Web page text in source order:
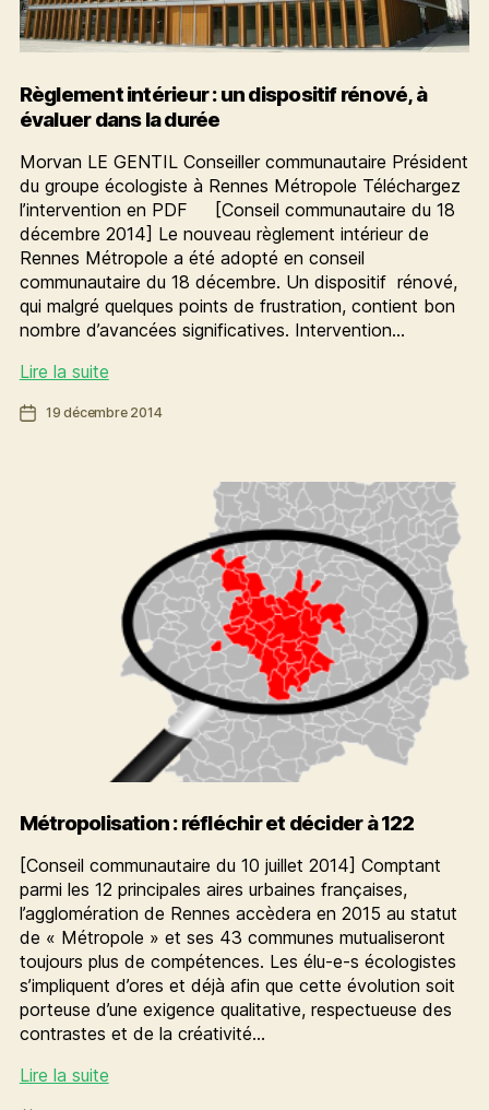
Règlement intérieur : un dispositif rénové, à
évaluer dans la durée
Morvan LE GENTIL Conseiller communautaire Président
du groupe écologiste à Rennes Métropole Téléchargez
l’intervention en PDF [Conseil communautaire du 18
décembre 2014] Le nouveau règlement intérieur de
Rennes Métropole a été adopté en conseil
communautaire du 18 décembre. Un dispositif rénové,
qui malgré quelques points de frustration, contient bon
nombre d’avancées significatives. Intervention…
Lire la suiteRèglement
:
durée
Date19 décembre 2014
Métropolisation : réfléchir et décider à 122
[Conseil communautaire du 10 juillet 2014] Comptant
parmi les 12 principales aires urbaines françaises,
l’agglomération de Rennes accèdera en 2015 au statut
de « Métropole » et ses 43 communes mutualiseront
toujours plus de compétences. Les élu-e-s écologistes
s’impliquent d’ores et déjà afin que cette évolution soit
porteuse d’une exigence qualitative, respectueuse des
contrastes et de la créativité…
Lire la suiteMétropolisation